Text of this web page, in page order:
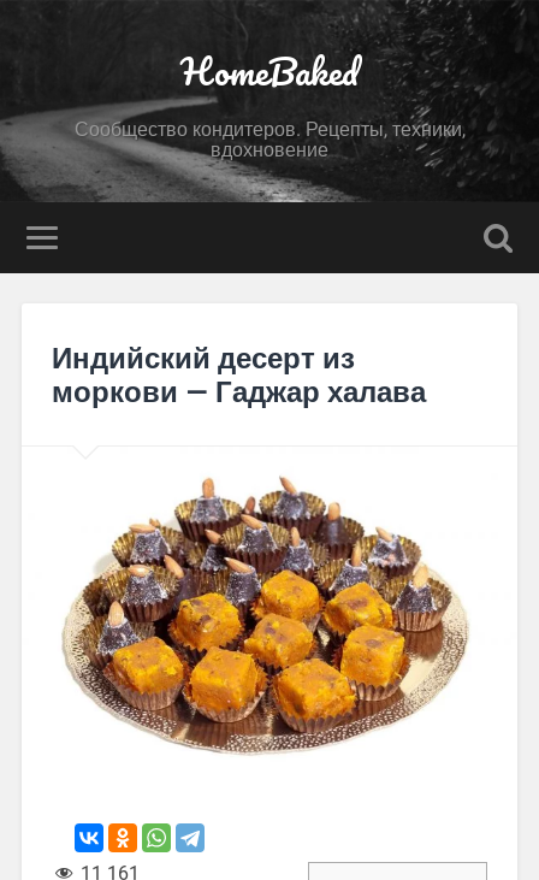
HomeBaked
Сообщество кондитеров. Рецепты, техники,
вдохновение
Индийский десерт из
моркови — Гаджар халава
11 161